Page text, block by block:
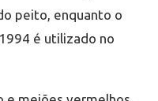
peito, enquanto o
é utilizado no